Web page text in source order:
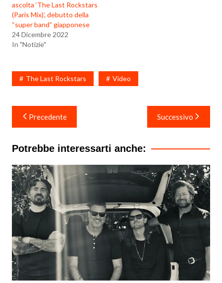
ascolta ‘The Last Rockstars
(Paris Mix)’, debutto della
“super band” giapponese
24 Dicembre 2022
In "Notizie"
The Last Rockstars Video
Navigazione
articoli
Precedente Successivo
Potrebbe interessarti anche: